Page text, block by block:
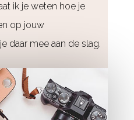
ik je weten hoe je
op jouw
daar mee aan de slag.